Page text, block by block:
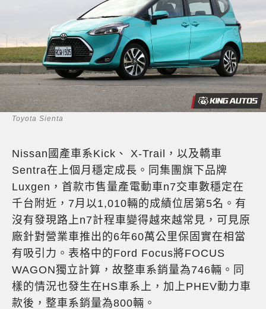
Toyota Sienta
Nissan國產車系Kick、 X-Trail，以及轎車
Sentra在上個月穩定成長。同集團旗下品牌
Luxgen，首款市售量產電動車n7交車數穩定在
千台附近，7月以1,010輛的成績位居第5名。有
沒有發現路上n7計程車變得越來越常見，可見原
廠針對營業車推出的6年60萬公里保固實在相當
有吸引力。表格中的Ford Focus將FOCUS
WAGON獨立計算，故整車系銷量為746輛。同
樣的情況也發生在HS車系上，加上PHEV動力車
款後，整車系銷量為800輛。